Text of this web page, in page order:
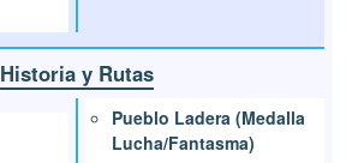
Historia y Rutas
Pueblo Ladera (Medalla
Lucha/Fantasma)